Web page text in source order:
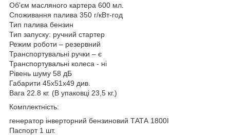
Об'єм масляного картера 600 мл.
Споживання палива 350 г/кВт-год
Тип палива бензин
Тип запуску: ручний стартер
Режим роботи – резервний
Транспортувальні ручки – є
Транспортувальні колеса - ні
Рівень шуму 58 дБ
Габарити 45х51х49 див.
Вага 22.8 кг. (В упаковці 23,5 кг.)
Комплектність:
генератор інверторний бензиновий ТАТА 1800I
Паспорт 1 шт.